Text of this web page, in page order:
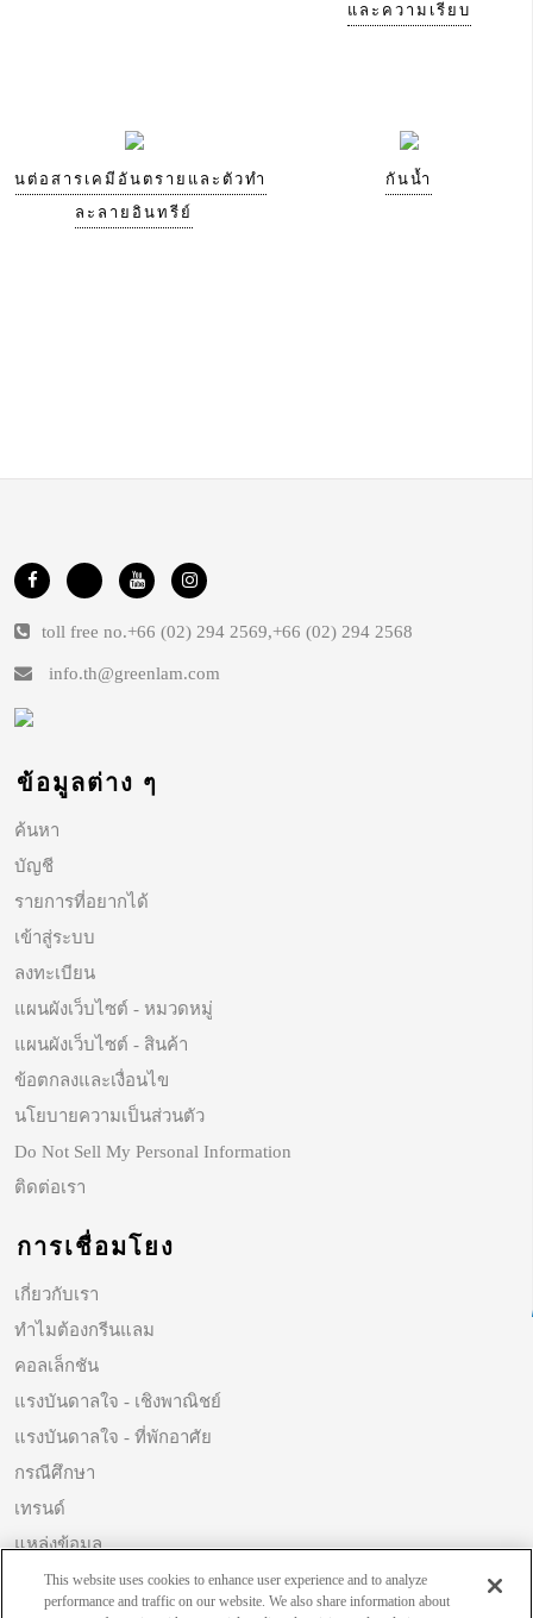
และความเรียบ
ทนต่อสารเคมีอันตรายและตัวทำ
ละลายอินทรีย์
กันน้ำ
toll free no.+66 (02) 294 2569,+66 (02) 294 2568
info.th@greenlam.com
ข้อมูลต่าง ๆ
ค้นหา
บัญชี
รายการที่อยากได้
เข้าสู่ระบบ
ลงทะเบียน
แผนผังเว็บไซต์ - หมวดหมู่
แผนผังเว็บไซต์ - สินค้า
ข้อตกลงและเงื่อนไข
นโยบายความเป็นส่วนตัว
Do Not Sell My Personal Information
ติดต่อเรา
การเชื่อมโยง
เกี่ยวกับเรา
ทำไมต้องกรีนแลม
คอลเล็กชัน
แรงบันดาลใจ - เชิงพาณิชย์
แรงบันดาลใจ - ที่พักอาศัย
กรณีศึกษา
เทรนด์
แหล่งข้อมูล
ความยั่งยืน
This website uses cookies to enhance user experience and to analyze
performance and traffic on our website. We also share information about